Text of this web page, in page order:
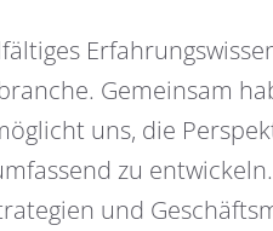
Gemeinsam
uns, die
zu
und